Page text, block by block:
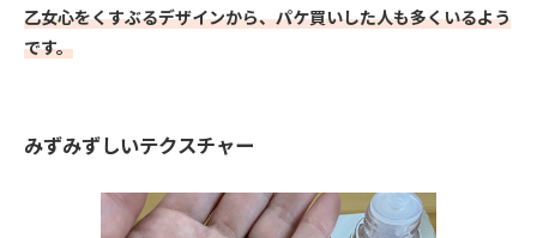
乙女心をくすぶるデザインから、パケ買いした人も多くいるよう
です。
みずみずしいテクスチャー